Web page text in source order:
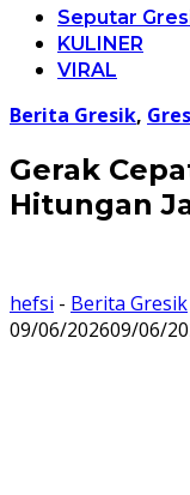
Seputar
KULINER
VIRAL
Berita Gresik,
Gerak
Hitungan
hefsi - Berita Gresik
09/06/202609/06/